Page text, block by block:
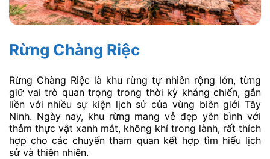
Rừng Chàng Riệc
Rừng Chàng Riệc là khu rừng tự nhiên rộng lớn, từng
giữ vai trò quan trọng trong thời kỳ kháng chiến, gắn
liền với nhiều sự kiện lịch sử của vùng biên giới Tây
Ninh. Ngày nay, khu rừng mang vẻ đẹp yên bình với
thảm thực vật xanh mát, không khí trong lành, rất thích
hợp cho các chuyến tham quan kết hợp tìm hiểu lịch
sử và thiên nhiên.